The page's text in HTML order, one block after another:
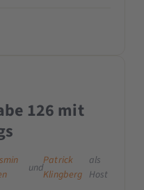
126 mit
und
Patrick
Klingberg
als
Host